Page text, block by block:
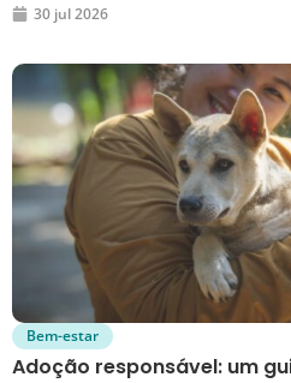
30 jul 2026
Bem-estar
Adoção responsável: um